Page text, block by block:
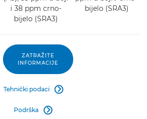
i 38 ppm crno-
bijelo (SRA3)
bijelo (SRA3)
ZATRAŽITE
INFORMACIJE
Tehnički podaci 
Podrška 